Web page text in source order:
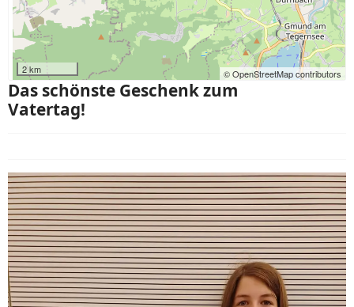
2 km © OpenStreetMap contributors
Das schönste Geschenk zum
Vatertag!